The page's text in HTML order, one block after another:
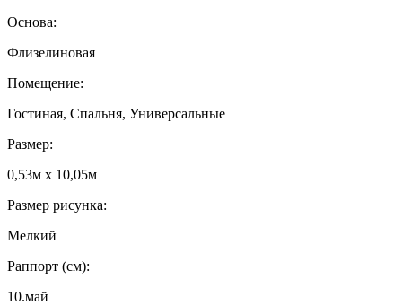
Основа:
Флизелиновая
Помещение:
Гостиная, Спальня, Универсальные
Размер:
0,53м x 10,05м
Размер рисунка:
Мелкий
Раппорт (см):
10.май